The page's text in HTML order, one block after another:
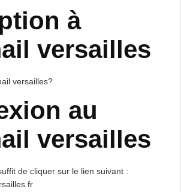
à
versailles
versailles?
au
versailles
de cliquer sur le lien suivant :